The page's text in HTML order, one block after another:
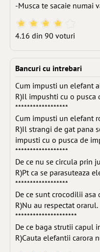
-Musca te sacaie numai
4.16 din 90 voturi
Bancuri cu intrebari
Cum impusti un elefant
R)Il impushti cu o
******************
Cum impusti un elefant
R)Il strangi de gat pana
impusti cu o pusca de
******************
De ce nu se circula prin
R)Pt ca se parasuteaza
******************
De ce sunt crocodilii asa
R)Nu au respectat orarul.
*********************
De ce baga strutii capul
R)Cauta elefantii carora